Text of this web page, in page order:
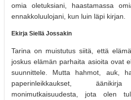
omia oletuksiani, haastamassa
ennakkoluulojani, kun luin läpi kirjan.
Ekirja Siellä Jossakin
Tarina on muistutus siitä, että
joskus elämän parhaita asioita ovat
suunnittele. Mutta hahmot, auk,
paperinleikkaukset,
monimutkaisuudesta, jota olen